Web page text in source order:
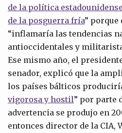
de la política
de la posguerra fría”
“inflamaría las tendencias
antioccidentales y
Ese mismo año, el
senador, explicó que la
los países bálticos
vigorosa y hostil” por parte
advertencia se produjo en
entonces director de la CIA,